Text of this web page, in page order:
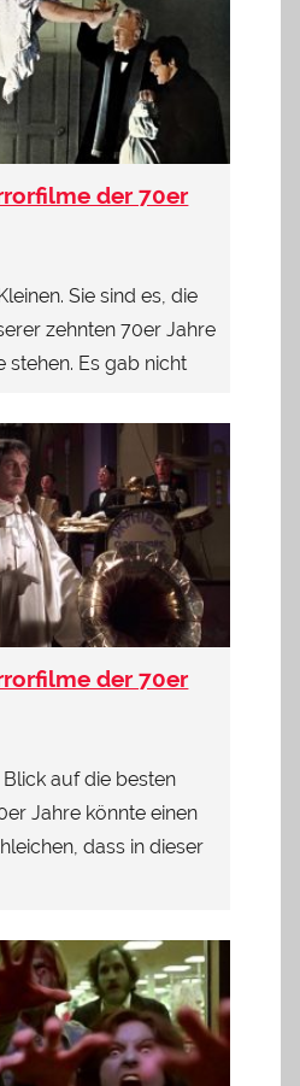
der 70er
Sie sind es, die
zehnten 70er Jahre
stehen. Es gab nicht
der 70er
auf die besten
Jahre könnte einen
dass in dieser